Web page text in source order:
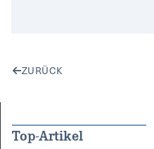
ZURÜCK
Top-Artikel